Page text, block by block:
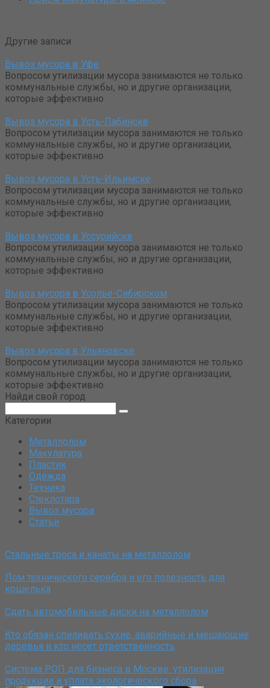
Другие записи
Вывоз мусора в Уфе
Вопросом утилизации мусора занимаются не только
коммунальные службы, но и другие организации,
которые эффективно
Вывоз мусора в Усть-Лабинске
Вопросом утилизации мусора занимаются не только
коммунальные службы, но и другие организации,
которые эффективно
Вывоз мусора в Усть-Ильимске
Вопросом утилизации мусора занимаются не только
коммунальные службы, но и другие организации,
которые эффективно
Вывоз мусора в Уссурийске
Вопросом утилизации мусора занимаются не только
коммунальные службы, но и другие организации,
которые эффективно
Вывоз мусора в Усолье-Сибирском
Вопросом утилизации мусора занимаются не только
коммунальные службы, но и другие организации,
которые эффективно
Вывоз мусора в Ульяновске
Вопросом утилизации мусора занимаются не только
коммунальные службы, но и другие организации,
которые эффективно
Найди свой город
Категории
Металлолом
Макулатура
Пластик
Одежда
Техника
Стеклотара
Вывоз мусора
Статьи
Стальные троса и канаты на металлолом
Лом технического серебра и его полезность для
кошелька
Сдать автомобильные диски на металлолом
Кто обязан спиливать сухие, аварийные и мешающие
деревья и кто несёт ответственность
Система РОП для бизнеса в Москве: утилизация
продукции и уплата экологического сбора